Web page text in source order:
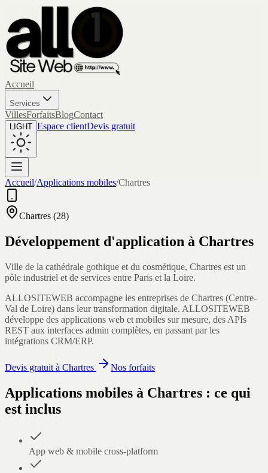
Accueil
Services
VillesForfaitsBlogContact
LIGHT Espace clientDevis gratuit
Accueil/Applications mobiles/Chartres
Chartres (28)
Développement d'application à Chartres
Ville de la cathédrale gothique et du cosmétique, Chartres est un
pôle industriel et de services entre Paris et la Loire.
ALLOSITEWEB accompagne les entreprises de Chartres (Centre-
Val de Loire) dans leur transformation digitale. ALLOSITEWEB
développe des applications web et mobiles sur mesure, des APIs
REST aux interfaces admin complètes, en passant par les
intégrations CRM/ERP.
Devis gratuit à Chartres Nos forfaits
Applications mobiles à Chartres : ce qui
est inclus
App web & mobile cross-platform